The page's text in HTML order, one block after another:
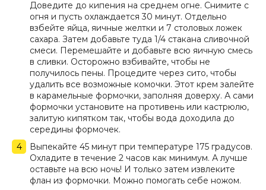
Доведите до кипения на среднем огне. Снимите с
огня и пусть охлаждается 30 минут. Отдельно
взбейте яйца, яичные желтки и 7 столовых ложек
сахара. Затем добавьте туда 1/4 стакана сливочной
смеси. Перемешайте и добавьте всю яичную смесь
в сливки. Осторожно взбивайте, чтобы не
получилось пены. Процедите через сито, чтобы
удалить все возможные комочки. Этот крем залейте
в карамельные формочки, заполняя доверху. А сами
формочки установите на противень или кастрюлю,
залитую кипятком так, чтобы вода доходила до
середины формочек.
Выпекайте 45 минут при температуре 175 градусов.
Охладите в течение 2 часов как минимум. А лучше
оставьте на всю ночь! И только затем извлеките
флан из формочки. Можно помогать себе ножом.